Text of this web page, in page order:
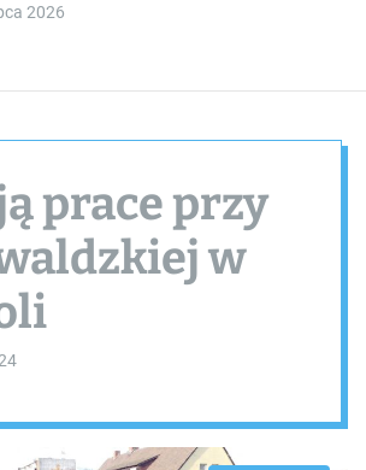
2026
prace przy
w